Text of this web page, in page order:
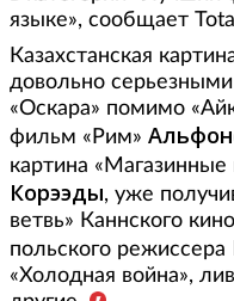
языке», сообщает
Казахстанская
довольно
«Оскара» помимо
фильм «Рим»
картина «Магазинные
Корээды, уже
ветвь» Каннского
польского режиссера
«Холодная война»,